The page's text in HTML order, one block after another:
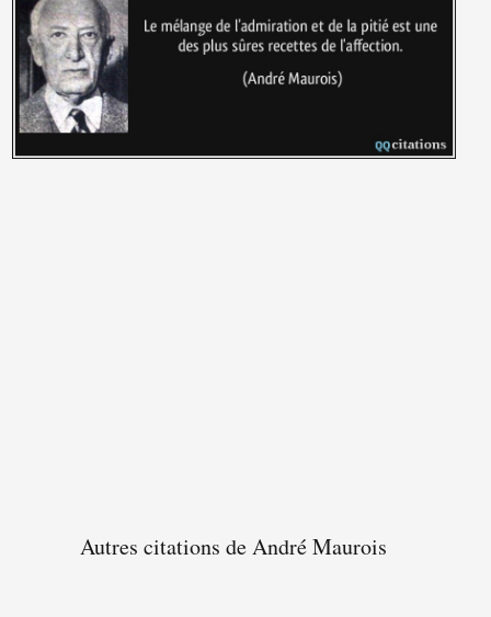
Autres citations de André Maurois